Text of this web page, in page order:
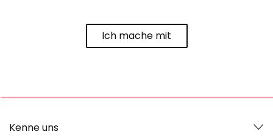
Ich mache mit
Kenne uns